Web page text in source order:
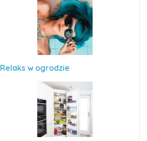
Relaks w ogrodzie